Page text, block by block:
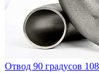
Отвод 90 градусов